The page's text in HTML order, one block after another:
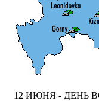
12 ИЮНЯ - ДЕНЬ